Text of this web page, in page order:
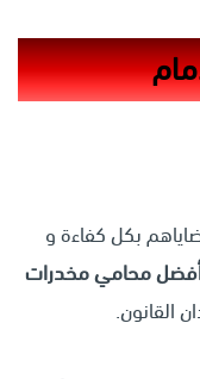
بكل كفاءة و
محامي مخدرات
القانون.